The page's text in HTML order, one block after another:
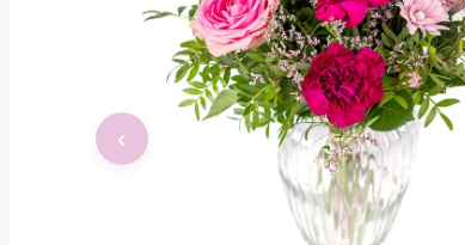
‹